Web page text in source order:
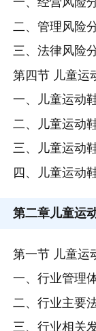
二、管理风险
三、法律风险
第四节 儿童运
一、儿童运动
二、儿童运动
三、儿童运动
四、儿童运动
第二章儿童运
第一节 儿童运
一、行业管理
二、行业主要
三、行业相关